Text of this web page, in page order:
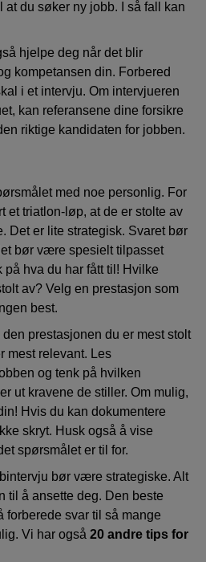
du søker ny jobb. I så fall kan
hjelpe deg når det blir
kompetansen din. Forbered
i et intervju. Om intervjueren
kan referansene dine forsikre
riktige kandidaten for jobben.
med noe personlig. For
et triatlon-løp, at de er stolte av
Det er lite strategisk. Svaret bør
bør være spesielt tilpasset
på hva du har fått til! Hvilke
av? Velg en prestasjon som
best.
prestasjonen du er mest stolt
mest relevant. Les
og tenk på hvilken
ut kravene de stiller. Om mulig,
Hvis du kan dokumentere
skryt. Husk også å vise
spørsmålet er til for.
bør være strategiske. Alt
til å ansette deg. Den beste
forberede svar til så mange
Vi har også 20 andre tips for